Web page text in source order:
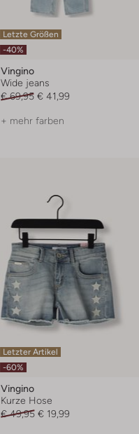
Letzte Größen
-40%
Vingino
Wide jeans
€ 69,95 € 41,99
+ mehr farben
Letzter Artikel
-60%
Vingino
Kurze Hose
€ 49,95 € 19,99